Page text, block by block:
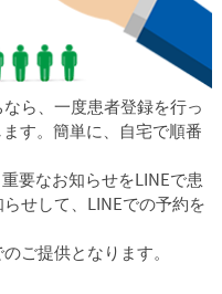
ら、一度患者登録を行っ
す。簡単に、自宅で順番
要なお知らせをLINEで患
せして、LINEでの予約を
ご提供となります。